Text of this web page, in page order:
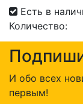
Есть в
Количество:
Количество
товара
Оправа
Choice
533
И обо всех
первым!